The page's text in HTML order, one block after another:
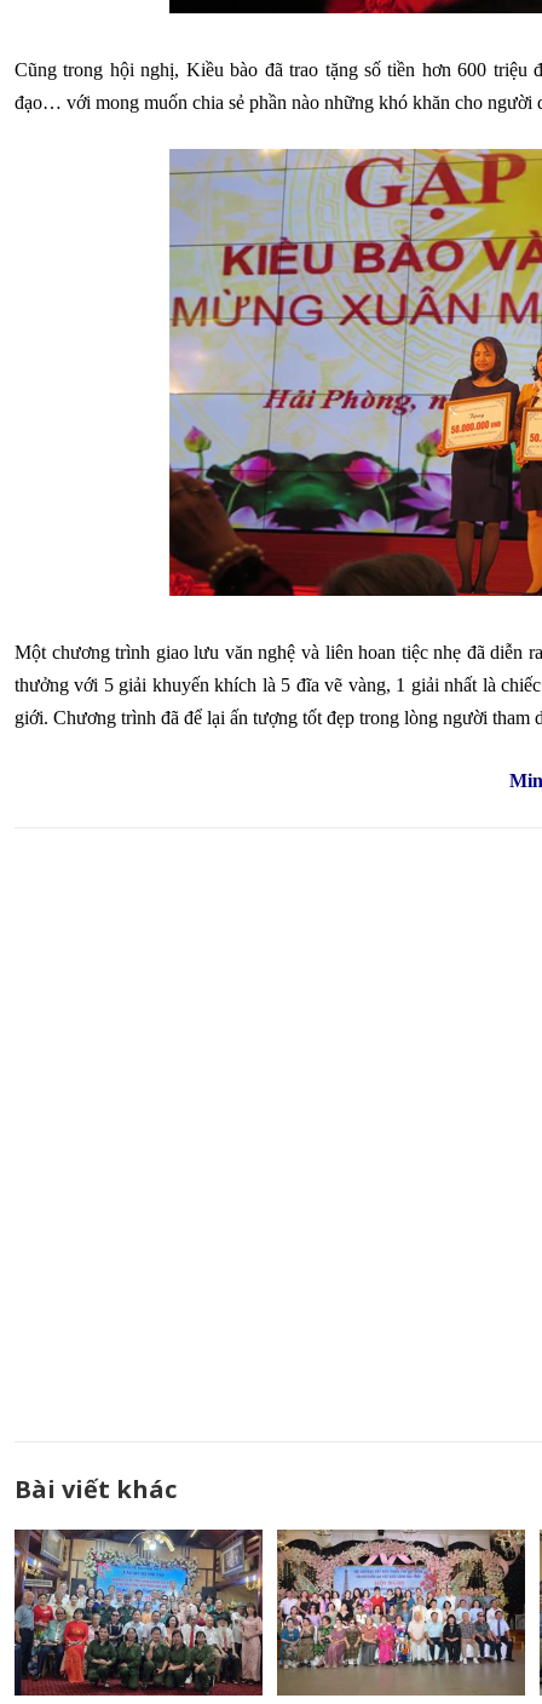
Cũng trong hội nghị, Kiều bào đã trao tặng số tiền hơn 600
đạo… với mong muốn chia sẻ phần nào những khó khăn cho người
Một chương trình giao lưu văn nghệ và liên hoan tiệc nhẹ đã diễn
thưởng với 5 giải khuyến khích là 5 đĩa vẽ vàng, 1 giải nhất là
giới. Chương trình đã để lại ấn tượng tốt đẹp trong lòng người tham
Bài viết khác